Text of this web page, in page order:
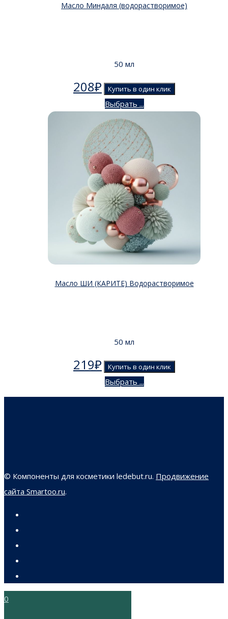
Масло Миндаля (водорастворимое)
50 мл
208₽ Купить в один клик
Выбрать ...
Масло ШИ (КАРИТЕ) Водорастворимое
50 мл
219₽ Купить в один клик
Выбрать ...
© Компоненты для косметики ledebut.ru. Продвижение
сайта Smartoo.ru.
0